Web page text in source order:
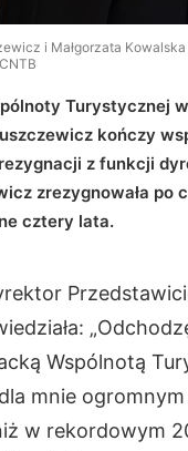
i Małgorzata
Turystycznej
kończy
z funkcji
zrezygnowała
cztery lata.
Wspólnotą
mnie
w rekordowym